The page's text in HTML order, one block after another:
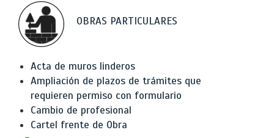
OBRAS PARTICULARES
Acta de muros linderos
Ampliación de plazos de trámites que
requieren permiso con formulario
Cambio de profesional
Cartel frente de Obra